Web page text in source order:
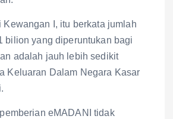
Kewangan I, itu berkata jumlah
bilion yang diperuntukan bagi
adalah jauh lebih sedikit
Keluaran Dalam Negara Kasar
eMADANI tidak